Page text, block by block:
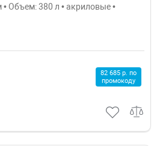
Объем: 380 л • акриловые •
82 685 р. по
промокоду